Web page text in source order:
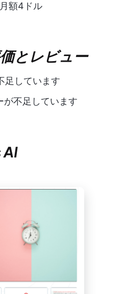
月額4ドル
とレビュー
足しています
が不足しています